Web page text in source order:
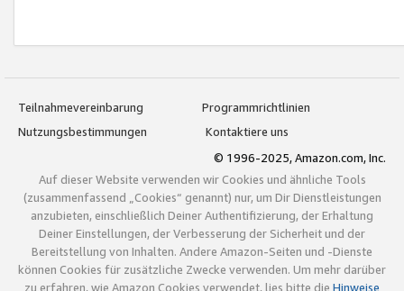
Teilnahmevereinbarung
Programmrichtlinien
Nutzungsbestimmungen
Kontaktiere uns
© 1996-2025, Amazon.com, Inc.
Auf dieser Website verwenden wir Cookies und ähnliche Tools
(zusammenfassend „Cookies“ genannt) nur, um Dir Dienstleistungen
anzubieten, einschließlich Deiner Authentifizierung, der Erhaltung
Deiner Einstellungen, der Verbesserung der Sicherheit und der
Bereitstellung von Inhalten. Andere Amazon-Seiten und -Dienste
können Cookies für zusätzliche Zwecke verwenden. Um mehr darüber
zu erfahren, wie Amazon Cookies verwendet, lies bitte die Hinweise